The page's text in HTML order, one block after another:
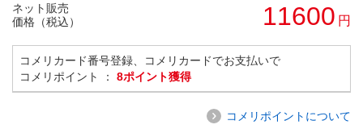
ネット販売
価格（税込）
11600 円
コメリカード番号登録、コメリカードでお支払いで
コメリポイント ： 8ポイント獲得
コメリポイントについて